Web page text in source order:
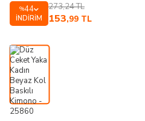
%44
İNDIRIM
273,24TL
153,99 TL